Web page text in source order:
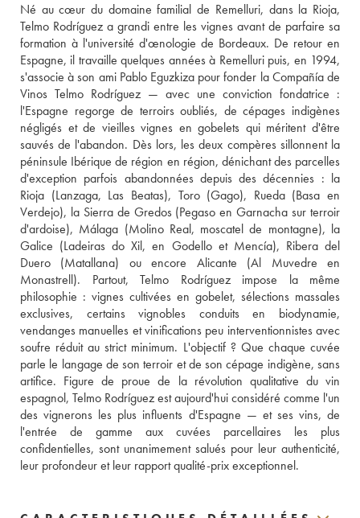
Né au cœur du domaine familial de Remelluri, dans la Rioja,
Telmo Rodríguez a grandi entre les vignes avant de parfaire sa
formation à l'université d'œnologie de Bordeaux. De retour en
Espagne, il travaille quelques années à Remelluri puis, en 1994,
s'associe à son ami Pablo Eguzkiza pour fonder la Compañía de
Vinos Telmo Rodríguez — avec une conviction fondatrice :
l'Espagne regorge de terroirs oubliés, de cépages indigènes
négligés et de vieilles vignes en gobelets qui méritent d'être
sauvés de l'abandon. Dès lors, les deux compères sillonnent la
péninsule Ibérique de région en région, dénichant des parcelles
d'exception parfois abandonnées depuis des décennies : la
Rioja (Lanzaga, Las Beatas), Toro (Gago), Rueda (Basa en
Verdejo), la Sierra de Gredos (Pegaso en Garnacha sur terroir
d'ardoise), Málaga (Molino Real, moscatel de montagne), la
Galice (Ladeiras do Xil, en Godello et Mencía), Ribera del
Duero (Matallana) ou encore Alicante (Al Muvedre en
Monastrell). Partout, Telmo Rodríguez impose la même
philosophie : vignes cultivées en gobelet, sélections massales
exclusives, certains vignobles conduits en biodynamie,
vendanges manuelles et vinifications peu interventionnistes avec
soufre réduit au strict minimum. L'objectif ? Que chaque cuvée
parle le langage de son terroir et de son cépage indigène, sans
artifice. Figure de proue de la révolution qualitative du vin
espagnol, Telmo Rodríguez est aujourd'hui considéré comme l'un
des vignerons les plus influents d'Espagne — et ses vins, de
l'entrée de gamme aux cuvées parcellaires les plus
confidentielles, sont unanimement salués pour leur authenticité,
leur profondeur et leur rapport qualité-prix exceptionnel.